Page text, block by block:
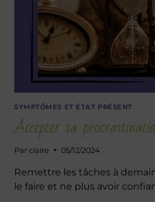
SYMPTÔMES ET ÉTAT PRÉSENT
Accepter sa
Par claire 05/12/2024
Remettre les tâches à
le faire et ne plus avoir